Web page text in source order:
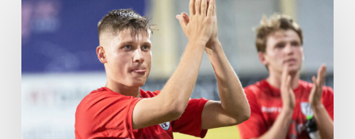
Helsingør
satte
oprykkerne
på